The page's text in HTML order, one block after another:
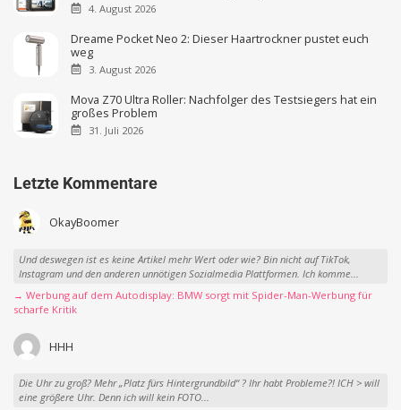
4. August 2026
Dreame Pocket Neo 2: Dieser Haartrockner pustet euch
weg
3. August 2026
Mova Z70 Ultra Roller: Nachfolger des Testsiegers hat ein
großes Problem
31. Juli 2026
Letzte Kommentare
OkayBoomer
Und deswegen ist es keine Artikel mehr Wert oder wie? Bin nicht auf TikTok,
Instagram und den anderen unnötigen Sozialmedia Plattformen. Ich komme...
→ Werbung auf dem Autodisplay: BMW sorgt mit Spider-Man-Werbung für
scharfe Kritik
HHH
Die Uhr zu groß? Mehr „Platz fürs Hintergrundbild“ ? Ihr habt Probleme?! ICH > will
eine größere Uhr. Denn ich will kein FOTO...